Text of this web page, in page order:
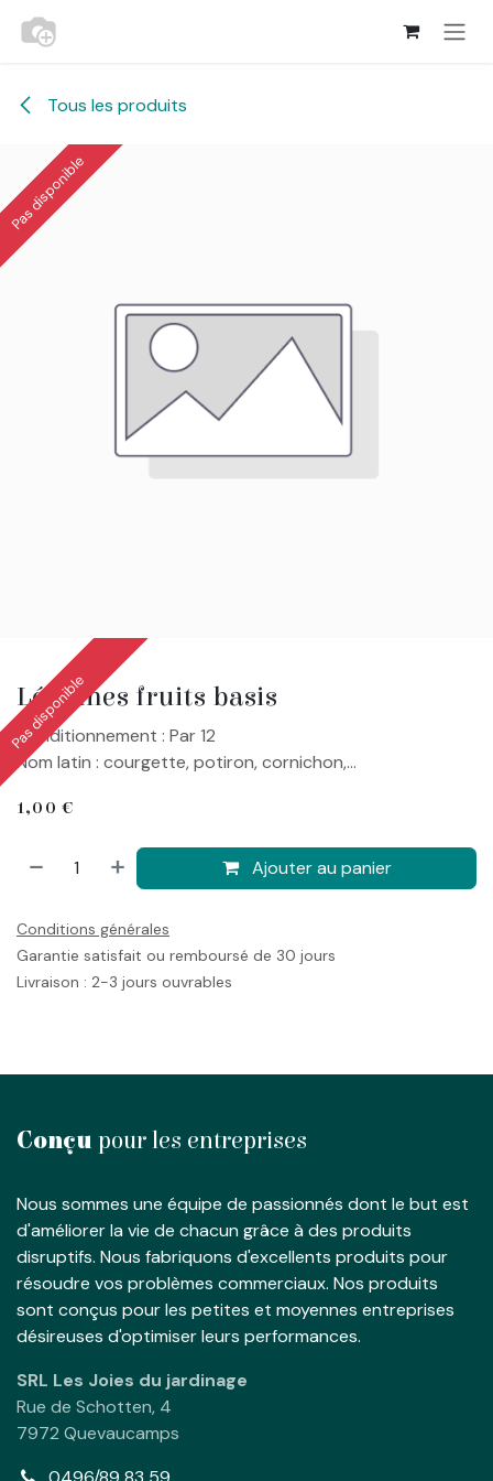
Se rendre au contenu
Tous les produits
Pas disponible
Légumes fruits basis
Pas disponible
Conditionnement : Par 12
Nom latin : courgette, potiron, cornichon,...
1,00 €
Ajouter au panier
Conditions générales
Garantie satisfait ou remboursé de 30 jours
Livraison : 2-3 jours ouvrables
Conçu pour les entreprises
Nous sommes une équipe de passionnés dont le but est
d'améliorer la vie de chacun grâce à des produits
disruptifs. Nous fabriquons d'excellents produits pour
résoudre vos problèmes commerciaux. Nos produits
sont conçus pour les petites et moyennes entreprises
désireuses d'optimiser leurs performances.
SRL Les Joies du jardinage
Rue de Schotten, 4
7972 Quevaucamps